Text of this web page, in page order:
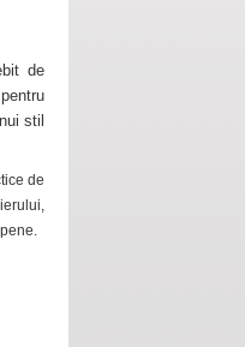
de
stil
de